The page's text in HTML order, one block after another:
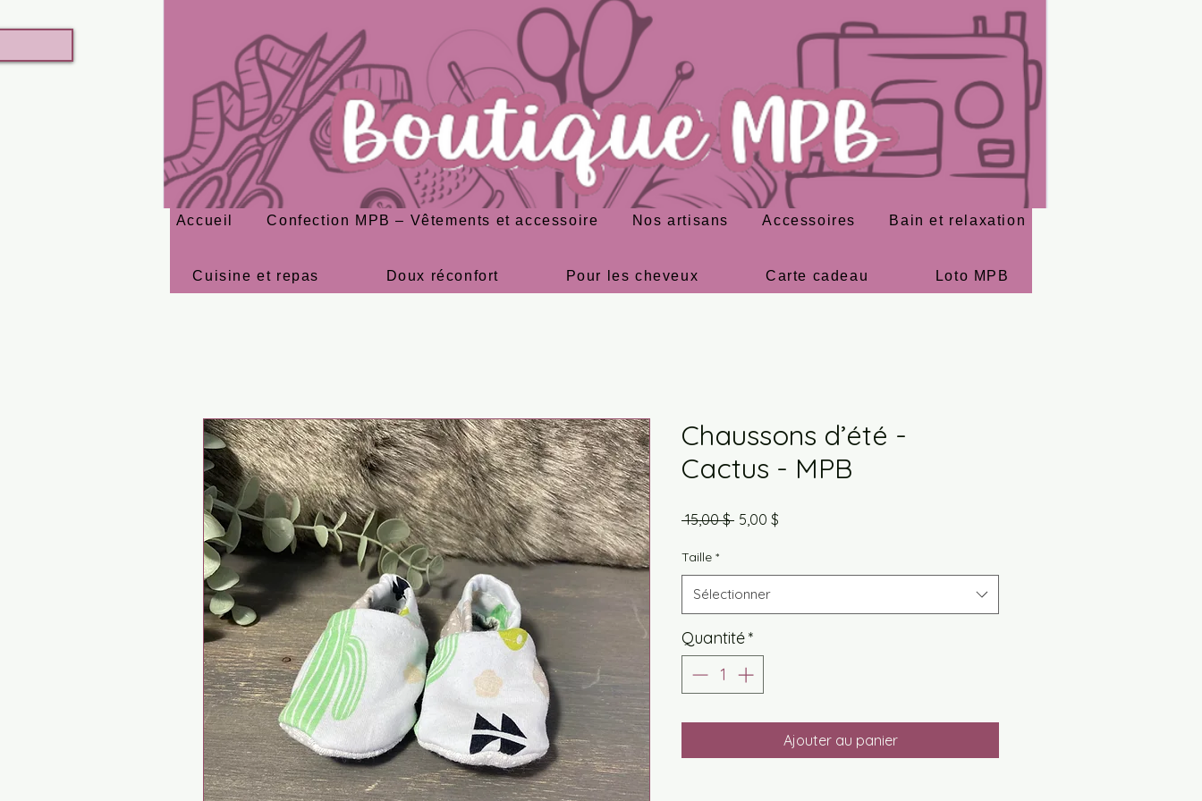
Accueil Confection MPB – Vêtements et accessoire Nos artisans Accessoires Bain et relaxation
Cuisine et repas Doux réconfort Pour les cheveux Carte cadeau Loto MPB
Chaussons d’été -
Cactus - MPB
15,00 $ Prix
5,00 $
Taille *
Sélectionner
Quantité*
Ajouter au panier